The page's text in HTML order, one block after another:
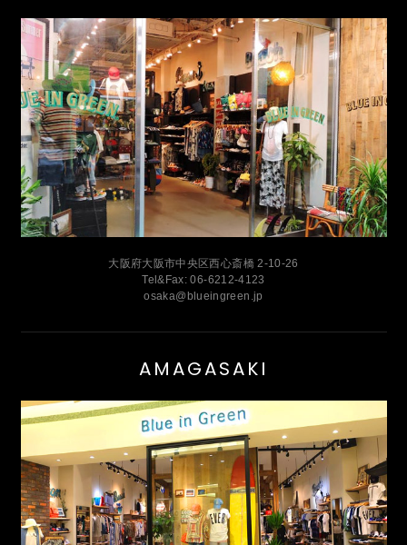
大阪府大阪市中央区西心斎橋 2-10-26
Tel&Fax: 06-6212-4123
osaka@blueingreen.jp
AMAGASAKI